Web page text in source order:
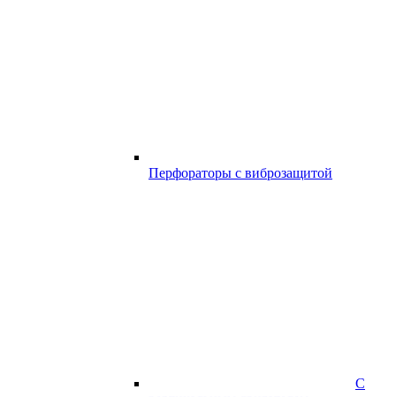
Перфораторы с виброзащитой
С